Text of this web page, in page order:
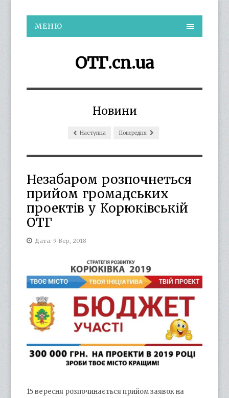
МЕНЮ
ОТГ.cn.ua
Новини
Наступна Попередня
Незабаром розпочнеться
прийом громадських
проектів у Корюківській
ОТГ
Дата: 9 Вер, 2018
15 вересня розпочинається прийом заявок на